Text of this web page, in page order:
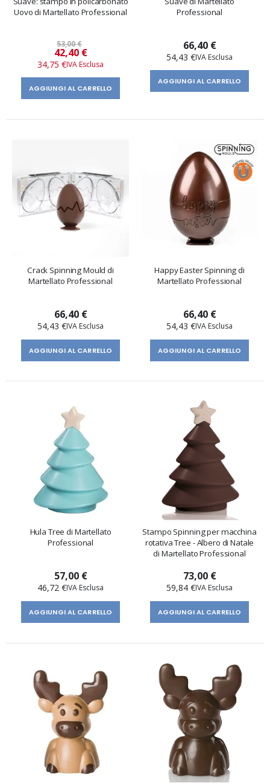
Uovo di Martellato Professional
53,00 €
Prezzo
speciale
42,40 €
34,75 €
AGGIUNGI AL CARRELLO
Professional
66,40 €
54,43 €
AGGIUNGI AL CARRELLO
Crack Spinning Mould di
Martellato Professional
66,40 €
54,43 €
AGGIUNGI AL CARRELLO
Happy Easter Spinning di
Martellato Professional
66,40 €
54,43 €
AGGIUNGI AL CARRELLO
Hula Tree di Martellato
Professional
57,00 €
46,72 €
AGGIUNGI AL CARRELLO
Stampo Spinning per macchina
rotativa Tree - Albero di Natale
di Martellato Professional
73,00 €
59,84 €
AGGIUNGI AL CARRELLO